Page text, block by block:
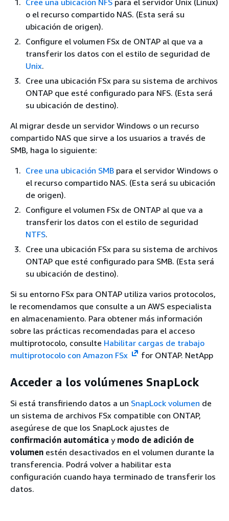
Cree una ubicación NFS para el servidor Unix (Linux)
o el recurso compartido NAS. (Esta será su
ubicación de origen).
Configure el volumen FSx de ONTAP al que va a
transferir los datos con el estilo de seguridad de
Unix.
Cree una ubicación FSx para su sistema de archivos
ONTAP que esté configurado para NFS. (Esta será
su ubicación de destino).
Al migrar desde un servidor Windows o un recurso
compartido NAS que sirve a los usuarios a través de
SMB, haga lo siguiente:
Cree una ubicación SMB para el servidor Windows o
el recurso compartido NAS. (Esta será su ubicación
de origen).
Configure el volumen FSx de ONTAP al que va a
transferir los datos con el estilo de seguridad
NTFS.
Cree una ubicación FSx para su sistema de archivos
ONTAP que esté configurado para SMB. (Esta será
su ubicación de destino).
Si su entorno FSx para ONTAP utiliza varios protocolos,
le recomendamos que consulte a un AWS especialista
en almacenamiento. Para obtener más información
sobre las prácticas recomendadas para el acceso
multiprotocolo, consulte Habilitar cargas de trabajo
multiprotocolo con Amazon FSx
for ONTAP. NetApp
Acceder a los volúmenes SnapLock
Si está transfiriendo datos a un SnapLock volumen de
un sistema de archivos FSx compatible con ONTAP,
asegúrese de que los SnapLock ajustes de
confirmación automática y modo de adición de
volumen estén desactivados en el volumen durante la
transferencia. Podrá volver a habilitar esta
configuración cuando haya terminado de transferir los
datos.